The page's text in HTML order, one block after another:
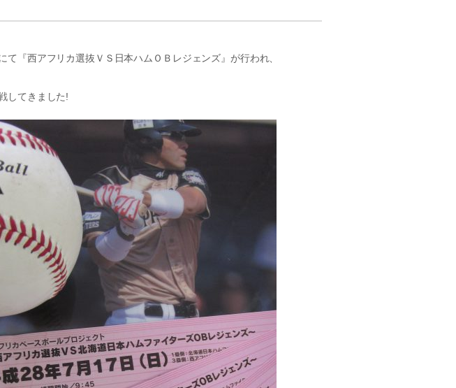
て『西アフリカ選抜ＶＳ日本ハムＯＢレジェンズ』が行われ、
してきました!